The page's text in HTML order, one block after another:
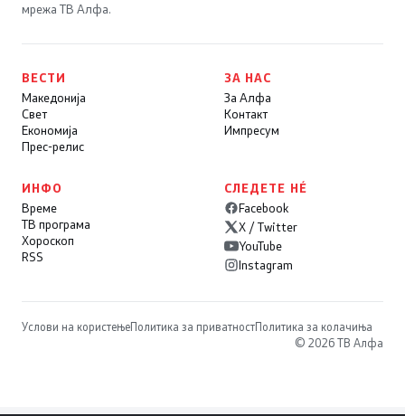
мрежа ТВ Алфа.
ВЕСТИ
Македонија
Свет
Економија
Прес-релис
ЗА НАС
За Алфа
Контакт
Импресум
ИНФО
Време
ТВ програма
Хороскоп
RSS
СЛЕДЕТЕ НÉ
Facebook
X / Twitter
YouTube
Instagram
Услови на користењеПолитика за приватностПолитика за колачиња
© 2026 ТВ Алфа